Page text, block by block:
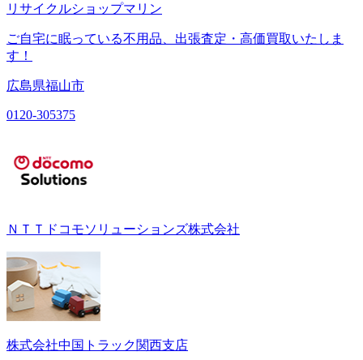
リサイクルショップマリン
ご自宅に眠っている不用品、出張査定・高価買取いたしま
す！
広島県福山市
0120-305375
ＮＴＴドコモソリューションズ株式会社
株式会社中国トラック関西支店